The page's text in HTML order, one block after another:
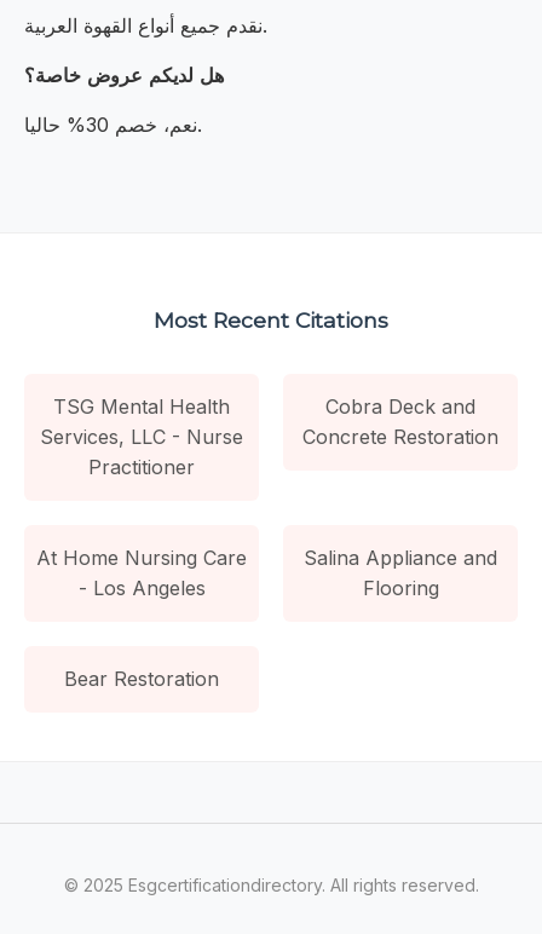
نقدم جميع أنواع القهوة العربية.
هل لديكم عروض خاصة؟
نعم، خصم 30% حاليا.
Most Recent Citations
TSG Mental Health
Services, LLC - Nurse
Practitioner
Cobra Deck and
Concrete Restoration
At Home Nursing Care
- Los Angeles
Salina Appliance and
Flooring
Bear Restoration
© 2025 Esgcertificationdirectory. All rights reserved.